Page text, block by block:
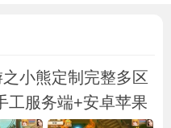
小熊定制完整多区
工服务端+安卓苹果